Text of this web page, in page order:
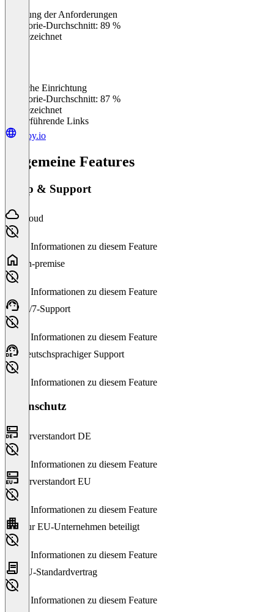
Erfüllung der Anforderungen
Kategorie-Durchschnitt: 89 %
Ausgezeichnet
Einfache Einrichtung
Kategorie-Durchschnitt: 87 %
Ausgezeichnet
Weiterführende Links
unoy.io
Allgemeine Features
Setup & Support
Cloud
Keine Informationen zu diesem Feature
On-premise
Keine Informationen zu diesem Feature
24/7-Support
Keine Informationen zu diesem Feature
Deutschsprachiger Support
Keine Informationen zu diesem Feature
Datenschutz
Serverstandort DE
Keine Informationen zu diesem Feature
Serverstandort EU
Keine Informationen zu diesem Feature
Nur EU-Unternehmen beteiligt
Keine Informationen zu diesem Feature
EU-Standardvertrag
Keine Informationen zu diesem Feature